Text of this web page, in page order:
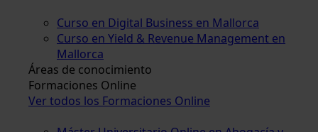
Curso en Digital Business en Mallorca
Curso en Yield & Revenue Management en
Mallorca
Áreas de conocimiento
Formaciones Online
Ver todos los Formaciones Online